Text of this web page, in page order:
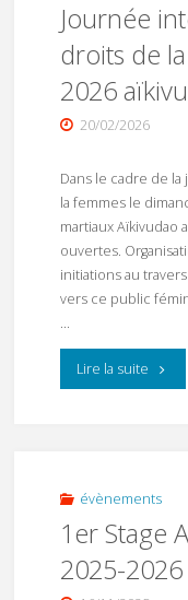
Journée
droits de
2026
20/02/2026
Dans le cadre de
la femmes le
martiaux
ouvertes.
initiations au
vers ce public
…
Lire la suite
de
la
évènements
1er Stage
2025-2026